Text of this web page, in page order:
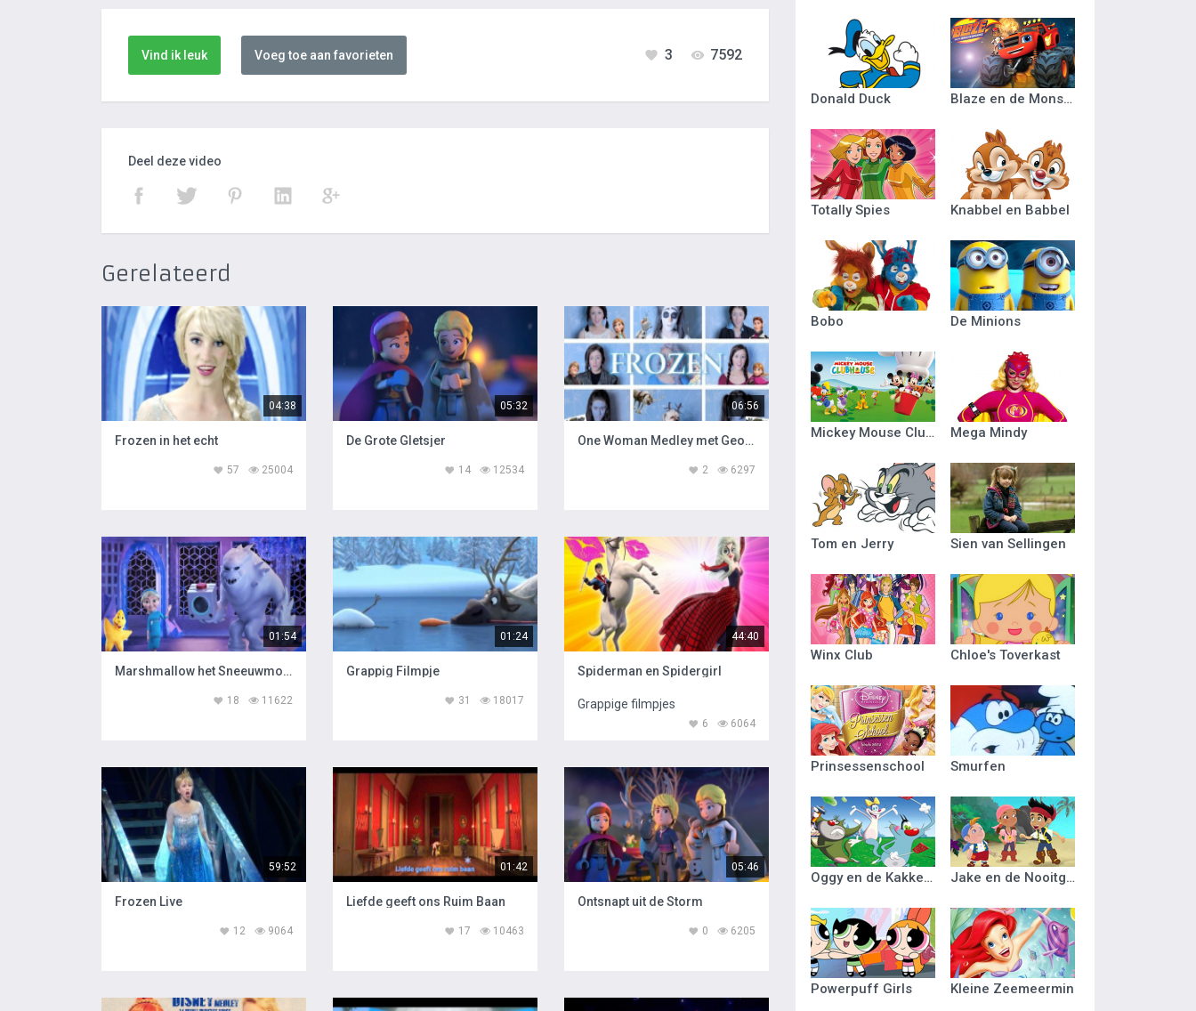
Vind ik leuk Voeg toe aan favorieten 7592
3
Deel deze video
Gerelateerd
04:38
Frozen in het echt
25004
57
05:32
De Grote Gletsjer
12534
14
06:56
One Woman Medley met Georgia Merry
6297
2
01:54
Marshmallow het Sneeuwmonster liedje
11622
18
01:24
Grappig Filmpje
18017
31
44:40
Spiderman en Spidergirl
Grappige filmpjes
6064
6
59:52
Frozen Live
9064
12
01:42
Liefde geeft ons Ruim Baan
10463
17
05:46
Ontsnapt uit de Storm
6205
0
Donald Duck Blaze en de Monsterwielen
Totally Spies Knabbel en Babbel
Bobo De Minions
Mickey Mouse Clubhuis Mega Mindy
Tom en Jerry Sien van Sellingen
Winx Club Chloe's Toverkast
Prinsessenschool Smurfen
Oggy en de Kakkerlakken Jake en de Nooitgedacht Piraten
Powerpuff Girls Kleine Zeemeermin